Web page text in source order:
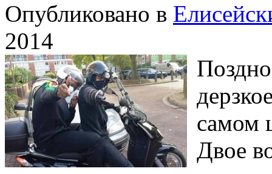
Опубликовано в
2014
самом
Двое